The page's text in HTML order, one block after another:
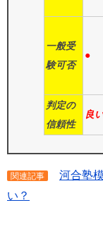
一般受
験可否
●
判定の
信頼性
良
関連記事
河合塾
い？